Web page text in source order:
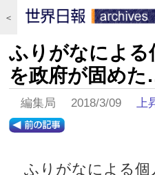
＜
ふりがなによる
を政府が固め
編集局 2018/3/09上
ふりがなによる個